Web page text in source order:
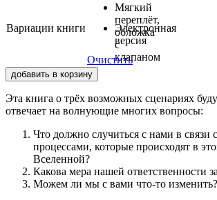
Вариации книги
Мягкий
переплёт,
обложка
с
клапаном
Электронная
версия
Очистить
добавить в корзину
Эта книга о трёх возможных сценариях
отвечает на волнующие многих вопросы:
Что должно случиться с нами в связи
процессами, которые происходят в
Вселенной?
Какова мера нашей ответственности
Можем ли мы с вами что-то изменить?